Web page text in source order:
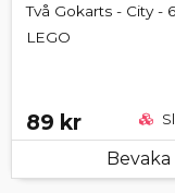
Två Gokarts - City -
LEGO
89 kr
Bevaka